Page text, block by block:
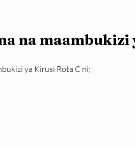
na maambukizi
ya Kirusi Rota C ni;